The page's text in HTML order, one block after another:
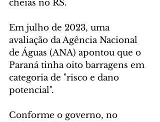
cheias no RS.
Em julho de 2023, uma
avaliação da Agência Nacional
de Águas (ANA) apontou que o
Paraná tinha oito barragens em
categoria de "risco e dano
potencial".
Conforme o governo, no